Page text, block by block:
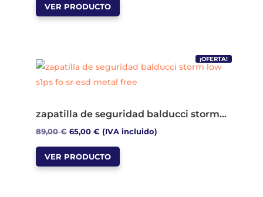
página
originalactual
VER PRODUCTO
Las
opciones
pueden
elegir
en
la
¡OFERTA!
zapatilla de seguridad balducci storm low s1ps fo sr esd metal free
89,00€ El
precio
original
65,00 €El
precio
actual
(IVA incluido)
VER PRODUCTO
Este